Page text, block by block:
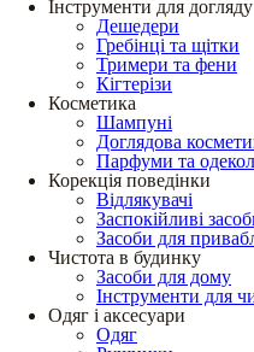
Інструменти для догляду
Дешедери
Гребінці та щітки
Тримери та фени
Кігтерізи
Косметика
Шампуні
Доглядова
Парфуми та
Корекція поведінки
Відлякувачі
Заспокійливі
Засоби для
Чистота в будинку
Засоби для дому
Інструменти для
Одяг і аксесуари
Одяг